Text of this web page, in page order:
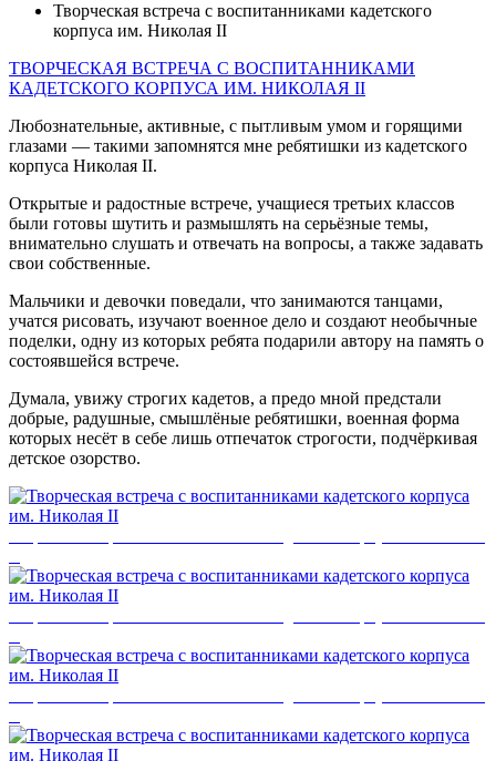
Творческая встреча с воспитанниками кадетского
корпуса им. Николая II
ТВОРЧЕСКАЯ ВСТРЕЧА С ВОСПИТАННИКАМИ
КАДЕТСКОГО КОРПУСА ИМ. НИКОЛАЯ II
Любознательные, активные, с пытливым умом и горящими
глазами — такими запомнятся мне ребятишки из кадетского
корпуса Николая II.
Открытые и радостные встрече, учащиеся третьих классов
были готовы шутить и размышлять на серьёзные темы,
внимательно слушать и отвечать на вопросы, а также задавать
свои собственные.
Мальчики и девочки поведали, что занимаются танцами,
учатся рисовать, изучают военное дело и создают необычные
поделки, одну из которых ребята подарили автору на память о
состоявшейся встрече.
Думала, увижу строгих кадетов, а предо мной предстали
добрые, радушные, смышлёные ребятишки, военная форма
которых несёт в себе лишь отпечаток строгости, подчёркивая
детское озорство.